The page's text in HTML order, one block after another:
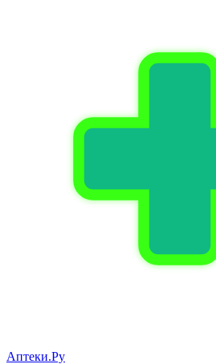
Аптеки.Ру